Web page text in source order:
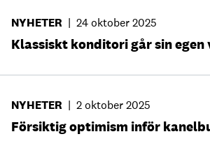
NYHETER | 24 oktober 2025
Klassiskt konditori går sin egen
NYHETER | 2 oktober 2025
Försiktig optimism inför